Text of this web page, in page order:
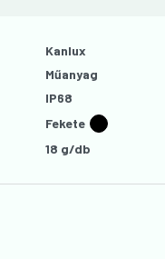
Kanlux
Műanyag
IP68
Fekete
18 g/db